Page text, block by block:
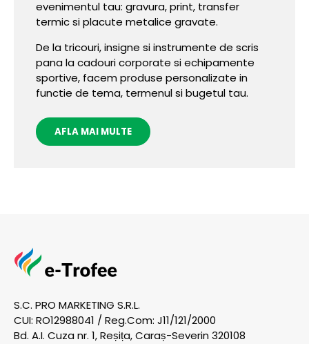
evenimentul tau: gravura, print, transfer
termic si placute metalice gravate.
De la tricouri, insigne si instrumente de scris
pana la cadouri corporate si echipamente
sportive, facem produse personalizate in
functie de tema, termenul si bugetul tau.
AFLA MAI MULTE
S.C. PRO MARKETING S.R.L.
CUI: RO12988041 / Reg.Com: J11/121/2000
Bd. A.I. Cuza nr. 1, Reșița, Caraș-Severin 320108